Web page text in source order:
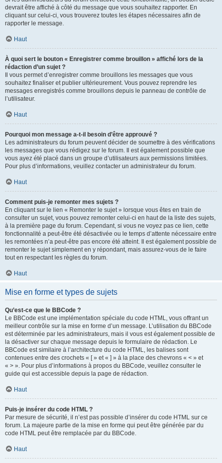
devrait être affiché à côté du message que vous souhaitez rapporter. En
cliquant sur celui-ci, vous trouverez toutes les étapes nécessaires afin de
rapporter le message.
Haut
À quoi sert le bouton « Enregistrer comme brouillon » affiché lors de la
rédaction d’un sujet ?
Il vous permet d’enregistrer comme brouillons les messages que vous
souhaitez finaliser et publier ultérieurement. Vous pouvez reprendre les
messages enregistrés comme brouillons depuis le panneau de contrôle de
l’utilisateur.
Haut
Pourquoi mon message a-t-il besoin d’être approuvé ?
Les administrateurs du forum peuvent décider de soumettre à des vérifications
les messages que vous rédigez sur le forum. Il est également possible que
vous ayez été placé dans un groupe d’utilisateurs aux permissions limitées.
Pour plus d’informations, veuillez contacter un administrateur du forum.
Haut
Comment puis-je remonter mes sujets ?
En cliquant sur le lien « Remonter le sujet » lorsque vous êtes en train de
consulter un sujet, vous pouvez remonter celui-ci en haut de la liste des sujets,
à la première page du forum. Cependant, si vous ne voyez pas ce lien, cette
fonctionnalité a peut-être été désactivée ou le temps d’attente nécessaire entre
les remontées n’a peut-être pas encore été atteint. Il est également possible de
remonter le sujet simplement en y répondant, mais assurez-vous de le faire
tout en respectant les règles du forum.
Haut
Mise en forme et types de sujets
Qu’est-ce que le BBCode ?
Le BBCode est une implémentation spéciale du code HTML, vous offrant un
meilleur contrôle sur la mise en forme d’un message. L’utilisation du BBCode
est déterminée par les administrateurs, mais il vous est également possible de
la désactiver sur chaque message depuis le formulaire de rédaction. Le
BBCode est similaire à l’architecture du code HTML, les balises sont
contenues entre des crochets « [ » et « ] » à la place des chevrons « < » et
« > ». Pour plus d’informations à propos du BBCode, veuillez consulter le
guide qui est accessible depuis la page de rédaction.
Haut
Puis-je insérer du code HTML ?
Par mesure de sécurité, il n’est pas possible d’insérer du code HTML sur ce
forum. La majeure partie de la mise en forme qui peut être générée par du
code HTML peut être remplacée par du BBCode.
Haut